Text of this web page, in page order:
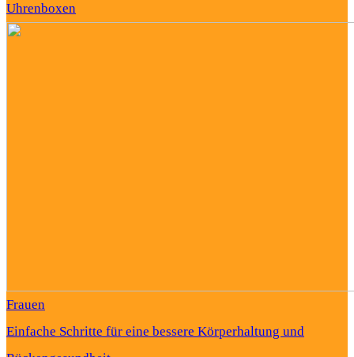
Uhrenboxen
Frauen
Einfache Schritte für eine bessere Körperhaltung und